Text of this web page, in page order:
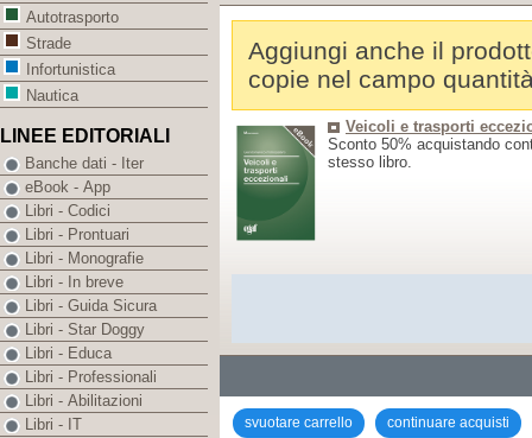
Aggiungi anche il
copie nel campo
Veicoli e trasporti
Sconto 50% acquistando
stesso libro.
svuotare carrello continuare acquisti
Autotrasporto
Strade
Infortunistica
Nautica
LINEE EDITORIALI
Banche dati - Iter
eBook - App
Libri - Codici
Libri - Prontuari
Libri - Monografie
Libri - In breve
Libri - Guida Sicura
Libri - Star Doggy
Libri - Educa
Libri - Professionali
Libri - Abilitazioni
Libri - IT